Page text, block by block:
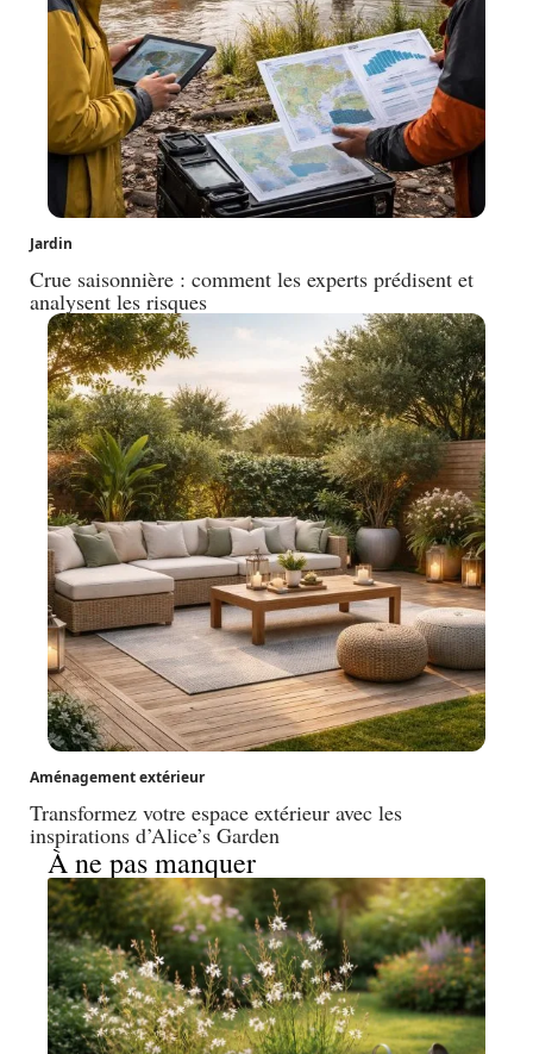
Jardin
Crue saisonnière : comment les experts prédisent et
analysent les risques
Aménagement extérieur
Transformez votre espace extérieur avec les
inspirations d’Alice’s Garden
À ne pas manquer